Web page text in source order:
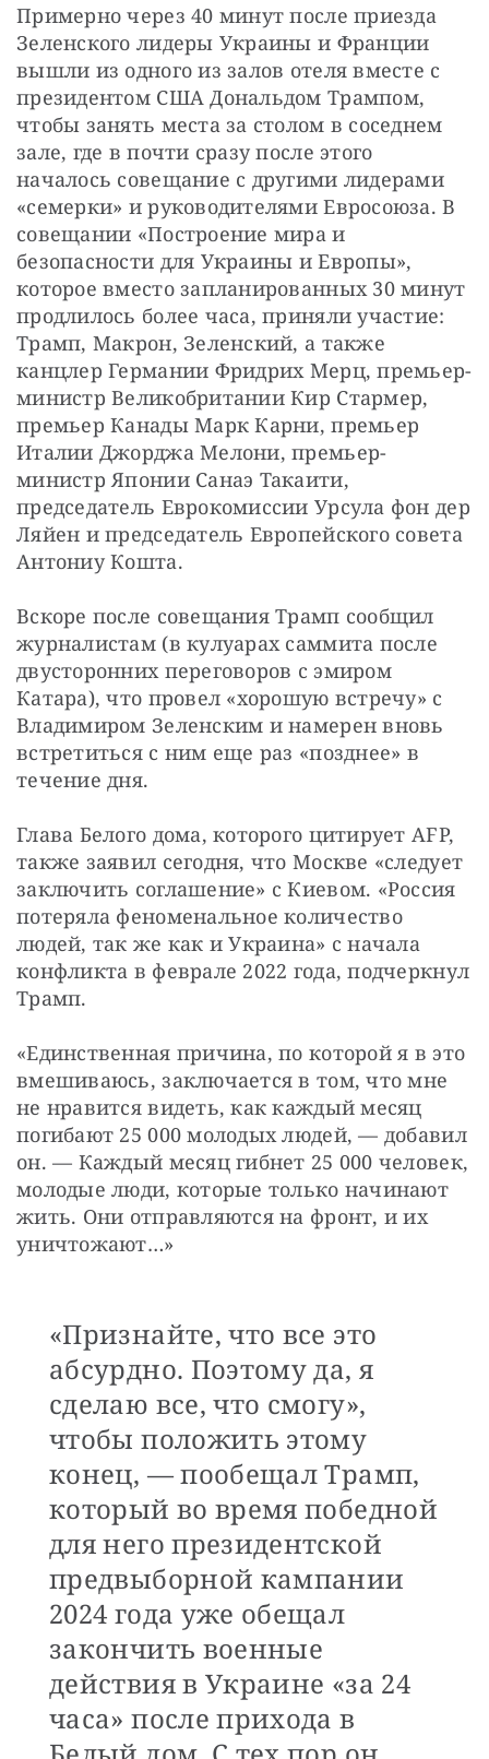
Примерно через 40 минут после приезда
Зеленского лидеры Украины и Франции
вышли из одного из залов отеля вместе с
президентом США Дональдом Трампом,
чтобы занять места за столом в соседнем
зале, где в почти сразу после этого
началось совещание c другими лидерами
«семерки» и руководителями Евросоюза. В
совещании «Построение мира и
безопасности для Украины и Европы»,
которое вместо запланированных 30 минут
продлилось более часа, приняли участие:
Трамп, Макрон, Зеленский, а также
канцлер Германии Фридрих Мерц, премьер-
министр Великобритании Кир Стармер,
премьер Канады Марк Карни, премьер
Италии Джорджа Мелони, премьер-
министр Японии Санаэ Такаити,
председатель Еврокомиссии Урсула фон дер
Ляйен и председатель Европейского совета
Антониу Кошта.
Вскоре после совещания Трамп сообщил
журналистам (в кулуарах саммита после
двусторонних переговоров с эмиром
Катара), что провел «хорошую встречу» с
Владимиром Зеленским и намерен вновь
встретиться с ним еще раз «позднее» в
течение дня.
Глава Белого дома, которого цитирует AFP,
также заявил сегодня, что Москве «следует
заключить соглашение» с Киевом. «Россия
потеряла феноменальное количество
людей, так же как и Украина» с начала
конфликта в феврале 2022 года, подчеркнул
Трамп.
«Единственная причина, по которой я в это
вмешиваюсь, заключается в том, что мне
не нравится видеть, как каждый месяц
погибают 25 000 молодых людей, — добавил
он. — Каждый месяц гибнет 25 000 человек,
молодые люди, которые только начинают
жить. Они отправляются на фронт, и их
уничтожают…»
«Признайте, что все это
абсурдно. Поэтому да, я
сделаю все, что смогу»,
чтобы положить этому
конец, — пообещал Трамп,
который во время победной
для него президентской
предвыборной кампании
2024 года уже обещал
закончить военные
действия в Украине «за 24
часа» после прихода в